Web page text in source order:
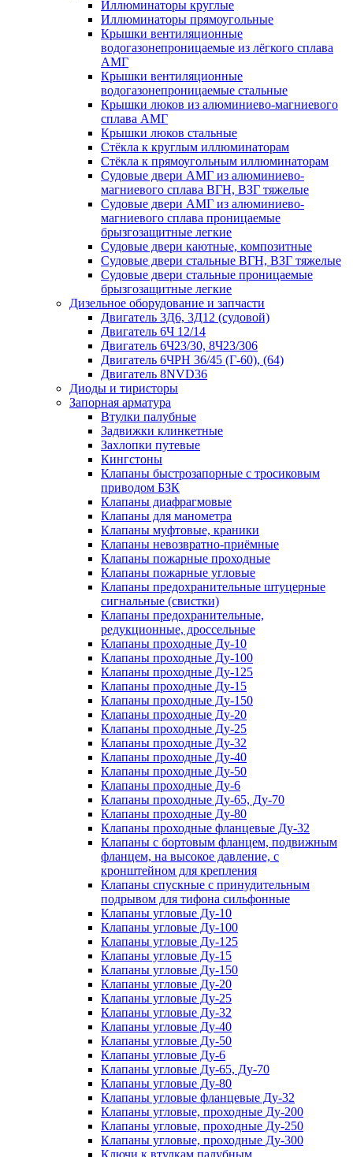
Иллюминаторы круглые
Иллюминаторы прямоугольные
Крышки вентиляционные
водогазонепроницаемые из лёгкого сплава
АМГ
Крышки вентиляционные
водогазонепроницаемые стальные
Крышки люков из алюминиево-магниевого
сплава АМГ
Крышки люков стальные
Стёкла к круглым иллюминаторам
Стёкла к прямоугольным иллюминаторам
Судовые двери АМГ из алюминиево-
магниевого сплава ВГН, ВЗГ тяжелые
Судовые двери АМГ из алюминиево-
магниевого сплава проницаемые
брызгозащитные легкие
Судовые двери каютные, композитные
Судовые двери стальные ВГН, ВЗГ тяжелые
Судовые двери стальные проницаемые
брызгозащитные легкие
Дизельное оборудование и запчасти
Двигатель 3Д6, 3Д12 (судовой)
Двигатель 6Ч 12/14
Двигатель 6Ч23/30, 8Ч23/306
Двигатель 6ЧРН 36/45 (Г-60), (64)
Двигатель 8NVD36
Диоды и тиристоры
Запорная арматура
Втулки палубные
Задвижки клинкетные
Захлопки путевые
Кингстоны
Клапаны быстрозапорные с тросиковым
приводом БЗК
Клапаны диафрагмовые
Клапаны для манометра
Клапаны муфтовые, краники
Клапаны невозвратно-приёмные
Клапаны пожарные проходные
Клапаны пожарные угловые
Клапаны предохранительные штуцерные
сигнальные (свистки)
Клапаны предохранительные,
редукционные, дроссельные
Клапаны проходные Ду-10
Клапаны проходные Ду-100
Клапаны проходные Ду-125
Клапаны проходные Ду-15
Клапаны проходные Ду-150
Клапаны проходные Ду-20
Клапаны проходные Ду-25
Клапаны проходные Ду-32
Клапаны проходные Ду-40
Клапаны проходные Ду-50
Клапаны проходные Ду-6
Клапаны проходные Ду-65, Ду-70
Клапаны проходные Ду-80
Клапаны проходные фланцевые Ду-32
Клапаны с бортовым фланцем, подвижным
фланцем, на высокое давление, с
кронштейном для крепления
Клапаны спускные с принудительным
подрывом для тифона сильфонные
Клапаны угловые Ду-10
Клапаны угловые Ду-100
Клапаны угловые Ду-125
Клапаны угловые Ду-15
Клапаны угловые Ду-150
Клапаны угловые Ду-20
Клапаны угловые Ду-25
Клапаны угловые Ду-32
Клапаны угловые Ду-40
Клапаны угловые Ду-50
Клапаны угловые Ду-6
Клапаны угловые Ду-65, Ду-70
Клапаны угловые Ду-80
Клапаны угловые фланцевые Ду-32
Клапаны угловые, проходные Ду-200
Клапаны угловые, проходные Ду-250
Клапаны угловые, проходные Ду-300
Ключи к втулкам палубным